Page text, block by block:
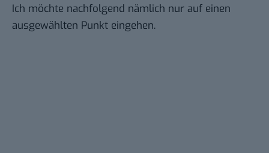
Ich möchte nachfolgend nämlich nur auf einen
ausgewählten Punkt eingehen.